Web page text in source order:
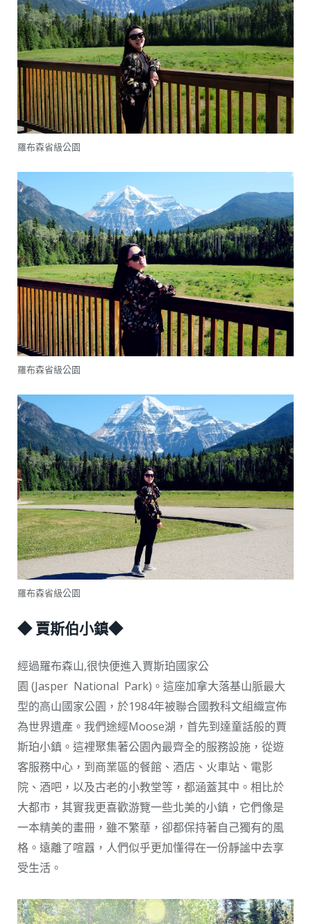
羅布森省級公園
羅布森省級公園
羅布森省級公園
◆ 賈斯伯小鎮◆
經過羅布森山,很快便進入賈斯珀國家公
園 (Jasper National Park)。這座加拿大落基山脈最大
型的高山國家公園，於1984年被聯合國教科文組織宣佈
為世界遺產。我們途經Moose湖，首先到達童話般的賈
斯珀小鎮。這裡聚集著公園內最齊全的服務設施，從遊
客服務中心，到商業區的餐館、酒店、火車站、電影
院、酒吧，以及古老的小教堂等，都涵蓋其中。相比於
大都市，其實我更喜歡游覽一些北美的小鎮，它們像是
一本精美的畫冊，雖不繁華，卻都保持著自己獨有的風
格。遠離了喧囂，人們似乎更加懂得在一份靜謐中去享
受生活。